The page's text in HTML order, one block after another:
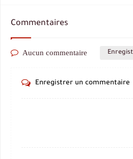
Commentaires
Aucun commentaire
Enregistrer un commentaire